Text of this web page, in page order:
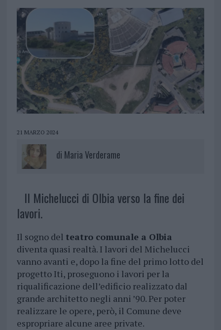
21 MARZO 2024
di Maria Verderame
Il Michelucci di Olbia verso la fine dei
lavori.
Il sogno del teatro comunale a Olbia
diventa quasi realtà. I lavori del Michelucci
vanno avanti e, dopo la fine del primo lotto del
progetto Iti, proseguono i lavori per la
riqualificazione dell’edificio realizzato dal
grande architetto negli anni ’90. Per poter
realizzare le opere, però, il Comune deve
espropriare alcune aree private.